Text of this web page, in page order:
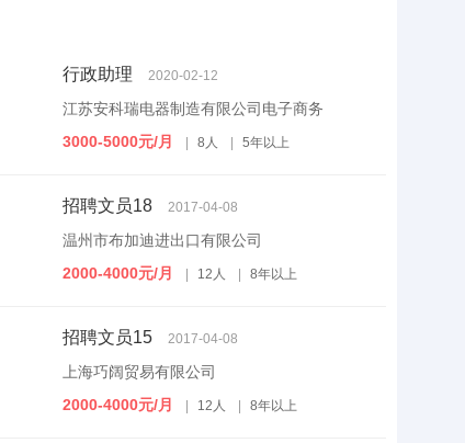
行政助理 2020-02-12
江苏安科瑞电器制造有限公司电子商务
3000-5000元/月
| 8人 | 5年以上
招聘文员18 2017-04-08
温州市布加迪进出口有限公司
2000-4000元/月
| 12人 | 8年以上
招聘文员15 2017-04-08
上海巧阔贸易有限公司
2000-4000元/月
| 12人 | 8年以上